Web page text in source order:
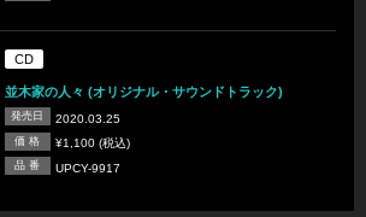
CD
並木家の人々 (オリジナル・サウンドトラック)
発売日 2020.03.25
価 格 ¥1,100 (税込)
品 番 UPCY-9917